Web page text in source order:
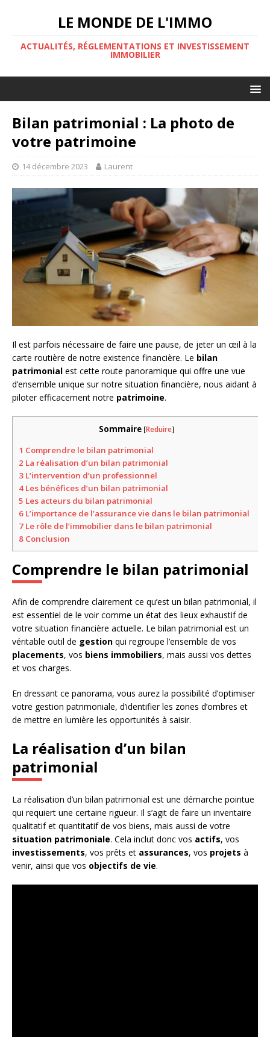
LE MONDE DE L'IMMO
ACTUALITÉS, RÉGLEMENTATIONS ET INVESTISSEMENT
IMMOBILIER
Bilan patrimonial : La photo de
votre patrimoine
14 décembre 2023 Laurent
Il est parfois nécessaire de faire une pause, de jeter un œil à la
carte routière de notre existence financière. Le bilan
patrimonial est cette route panoramique qui offre une vue
d’ensemble unique sur notre situation financière, nous aidant à
piloter efficacement notre patrimoine.
Sommaire [Reduire]
1 Comprendre le bilan patrimonial
2 La réalisation d’un bilan patrimonial
3 L’intervention d’un professionnel
4 Les bénéfices d’un bilan patrimonial
5 Les acteurs du bilan patrimonial
6 L’importance de l’assurance vie dans le bilan patrimonial
7 Le rôle de l’immobilier dans le bilan patrimonial
8 Conclusion
Comprendre le bilan patrimonial
Afin de comprendre clairement ce qu’est un bilan patrimonial, il
est essentiel de le voir comme un état des lieux exhaustif de
votre situation financière actuelle. Le bilan patrimonial est un
véritable outil de gestion qui regroupe l’ensemble de vos
placements, vos biens immobiliers, mais aussi vos dettes
et vos charges.
En dressant ce panorama, vous aurez la possibilité d’optimiser
votre gestion patrimoniale, d’identifier les zones d’ombres et
de mettre en lumière les opportunités à saisir.
La réalisation d’un bilan
patrimonial
La réalisation d’un bilan patrimonial est une démarche pointue
qui requiert une certaine rigueur. Il s’agit de faire un inventaire
qualitatif et quantitatif de vos biens, mais aussi de votre
situation patrimoniale. Cela inclut donc vos actifs, vos
investissements, vos prêts et assurances, vos projets à
venir, ainsi que vos objectifs de vie.